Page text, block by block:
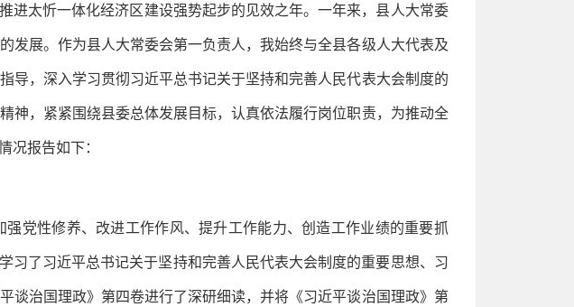
进太忻一体化经济区建设强势起步的见效之年。一年来，县人大常委
发展。作为县人大常委会第一负责人，我始终与全县各级人大代表及
导，深入学习贯彻习近平总书记关于坚持和完善人民代表大会制度的
神，紧紧围绕县委总体发展目标，认真依法履行岗位职责，为推动全
况报告如下：
党性修养、改进工作作风、提升工作能力、创造工作业绩的重要抓
习了习近平总书记关于坚持和完善人民代表大会制度的重要思想、习
谈治国理政》第四卷进行了深研细读，并将《习近平谈治国理政》第